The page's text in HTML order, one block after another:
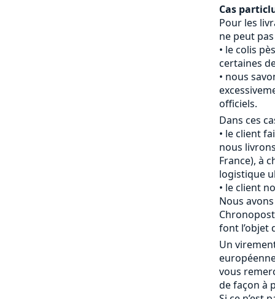
Cas
Pour les
ne peut
le colis
certaines
nous
officiels.
Dans ces
le client
nous
France), à
logistique
le client
Nous
font l’objet
Un
vous
de façon à